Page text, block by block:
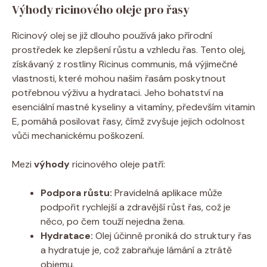
Výhody ricinového oleje pro řasy
Ricinový olej se již dlouho používá jako přírodní
prostředek ke zlepšení růstu a vzhledu řas. Tento olej,
získávaný z rostliny Ricinus communis, má výjimečné
vlastnosti, které mohou našim řasám poskytnout
potřebnou výživu a hydrataci. Jeho bohatství na
esenciální mastné kyseliny a vitamíny, především vitamin
E, pomáhá posilovat řasy, čímž zvyšuje jejich odolnost
vůči mechanickému poškození.
Mezi výhodyricinového oleje patří:
Podpora růstu: Pravidelná aplikace může
podpořit rychlejší a zdravější růst řas, což je
něco, po čem touží nejedna žena.
Hydratace: Olej účinně proniká do struktury řas
a hydratuje je, což zabraňuje lámání a ztrátě
objemu.